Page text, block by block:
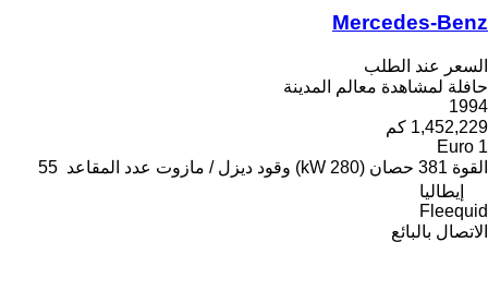
Mercedes-Benz
السعر عند الطلب
حافلة لمشاهدة معالم المدينة
1994
1,452,229 كم
Euro 1
القوة 381 حصان (280 kW) وقود ديزل / مازوت عدد المقاعد 55
إيطاليا
Fleequid
الاتصال بالبائع